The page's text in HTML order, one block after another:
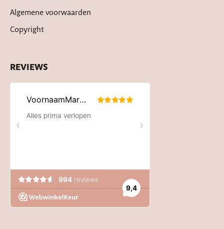
Algemene voorwaarden
Copyright
REVIEWS